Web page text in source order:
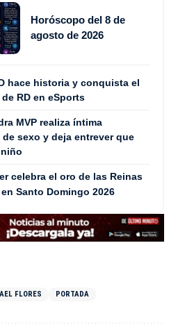
Horóscopo del 8 de
agosto de 2026
hace historia y conquista el
RD en eSports
MVP realiza íntima
sexo y deja entrever que
celebra el oro de las Reinas
Santo Domingo 2026
FLORES PORTADA